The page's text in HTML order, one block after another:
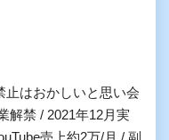
止はおかしいと思い会
解禁 / 2021年12月実
売上約2万/月 / 副